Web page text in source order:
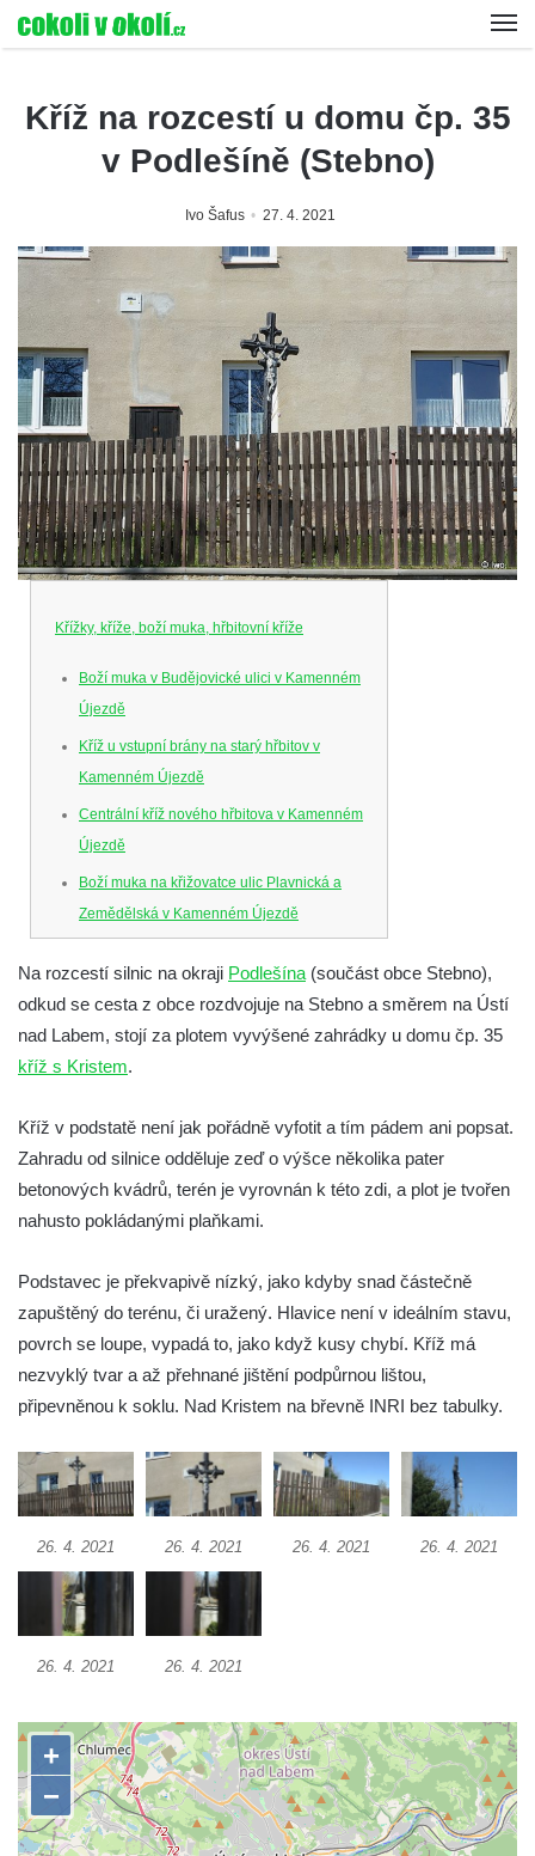
Kříž na rozcestí u domu čp. 35
v Podlešíně (Stebno)
Ivo Šafus 27. 4. 2021
Křížky, kříže, boží muka, hřbitovní kříže
Boží muka v Budějovické ulici v Kamenném
Újezdě
Kříž u vstupní brány na starý hřbitov v
Kamenném Újezdě
Centrální kříž nového hřbitova v Kamenném
Újezdě
Boží muka na křižovatce ulic Plavnická a
Zemědělská v Kamenném Újezdě
v Kamenném Újezdě
Kříž na křižovatce ulic 5. května a Dělnická
v Kamenném Újezdě
Boží muka na křižovatce ulic Latrán a K
Malší ve Velešíně
Centrální kříž hřbitova ve Velešíně
Kříž u kostela svatého Václava ve Velešíně
Kříž na zahradě domu čp. 127 v Římově
Kříž u fary v Římově
Kříž u lípy Jana Gurreho v Římově
Boží muka u hřbitova v Římově
Centrální kříž hřbitova v Římově
Kříž na návsi v Dolním Třeboníně
Boží muka v Plavu
Kříž u Obrázku severovýchodně od
Práchně
Podluží
Görnerův kříž u silnice č. 264 v Dolním
Podluží
Kříž u domu čp. 155 v Chřibské
Na rozcestí silnic na okraji Podlešína (součást obce Stebno),
odkud se cesta z obce rozdvojuje na Stebno a směrem na Ústí
nad Labem, stojí za plotem vyvýšené zahrádky u domu čp. 35
kříž s Kristem.
Kříž v podstatě není jak pořádně vyfotit a tím pádem ani popsat.
Zahradu od silnice odděluje zeď o výšce několika pater
betonových kvádrů, terén je vyrovnán k této zdi, a plot je tvořen
nahusto pokládanými plaňkami.
Podstavec je překvapivě nízký, jako kdyby snad částečně
zapuštěný do terénu, či uražený. Hlavice není v ideálním stavu,
povrch se loupe, vypadá to, jako když kusy chybí. Kříž má
nezvyklý tvar a až přehnané jištění podpůrnou lištou,
připevněnou k soklu. Nad Kristem na břevně INRI bez tabulky.
26. 4. 2021 26. 4. 2021 26. 4. 2021 26. 4. 2021
26. 4. 2021 26. 4. 2021